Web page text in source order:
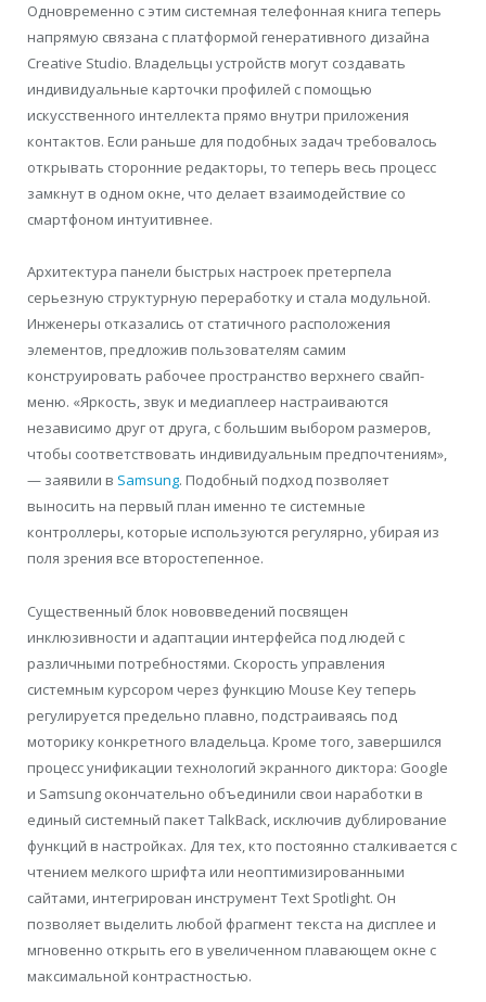
Одновременно с этим системная телефонная книга теперь
напрямую связана с платформой генеративного дизайна
Creative Studio. Владельцы устройств могут создавать
индивидуальные карточки профилей с помощью
искусственного интеллекта прямо внутри приложения
контактов. Если раньше для подобных задач требовалось
открывать сторонние редакторы, то теперь весь процесс
замкнут в одном окне, что делает взаимодействие со
смартфоном интуитивнее.
Архитектура панели быстрых настроек претерпела
серьезную структурную переработку и стала модульной.
Инженеры отказались от статичного расположения
элементов, предложив пользователям самим
конструировать рабочее пространство верхнего свайп-
меню. «Яркость, звук и медиаплеер настраиваются
независимо друг от друга, с большим выбором размеров,
чтобы соответствовать индивидуальным предпочтениям»,
— заявили в Samsung. Подобный подход позволяет
выносить на первый план именно те системные
контроллеры, которые используются регулярно, убирая из
поля зрения все второстепенное.
Существенный блок нововведений посвящен
инклюзивности и адаптации интерфейса под людей с
различными потребностями. Скорость управления
системным курсором через функцию Mouse Key теперь
регулируется предельно плавно, подстраиваясь под
моторику конкретного владельца. Кроме того, завершился
процесс унификации технологий экранного диктора: Google
и Samsung окончательно объединили свои наработки в
единый системный пакет TalkBack, исключив дублирование
функций в настройках. Для тех, кто постоянно сталкивается с
чтением мелкого шрифта или неоптимизированными
сайтами, интегрирован инструмент Text Spotlight. Он
позволяет выделить любой фрагмент текста на дисплее и
мгновенно открыть его в увеличенном плавающем окне с
максимальной контрастностью.